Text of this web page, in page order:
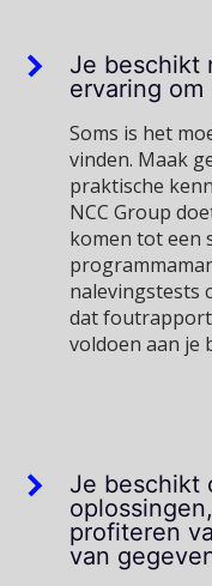
Je beschikt
ervaring
Soms is het
vinden. Maak
praktische
NCC Group
komen tot een
nalevingstests
dat
voldoen aan je
Je beschikt
profiteren
van